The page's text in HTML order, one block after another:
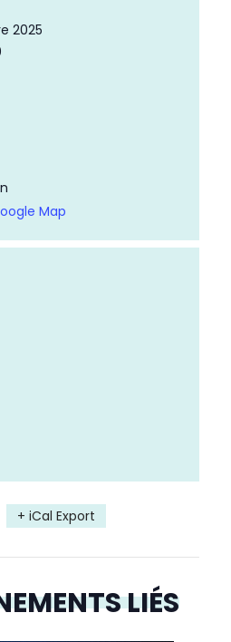
2025
Map
+ iCal Export
LIÉS